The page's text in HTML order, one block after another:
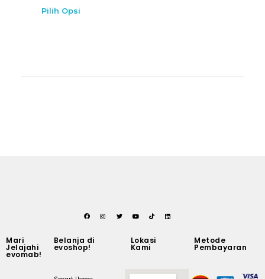
Pilih Opsi
Mari
Jelajahi
evomab!
Belanja di
evoshop!
Lokasi
Kami
Metode
Pembayaran